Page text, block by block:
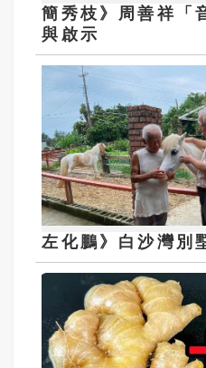
簡秀枝》周善祥「
與啟示
左化鵬》白沙灣別